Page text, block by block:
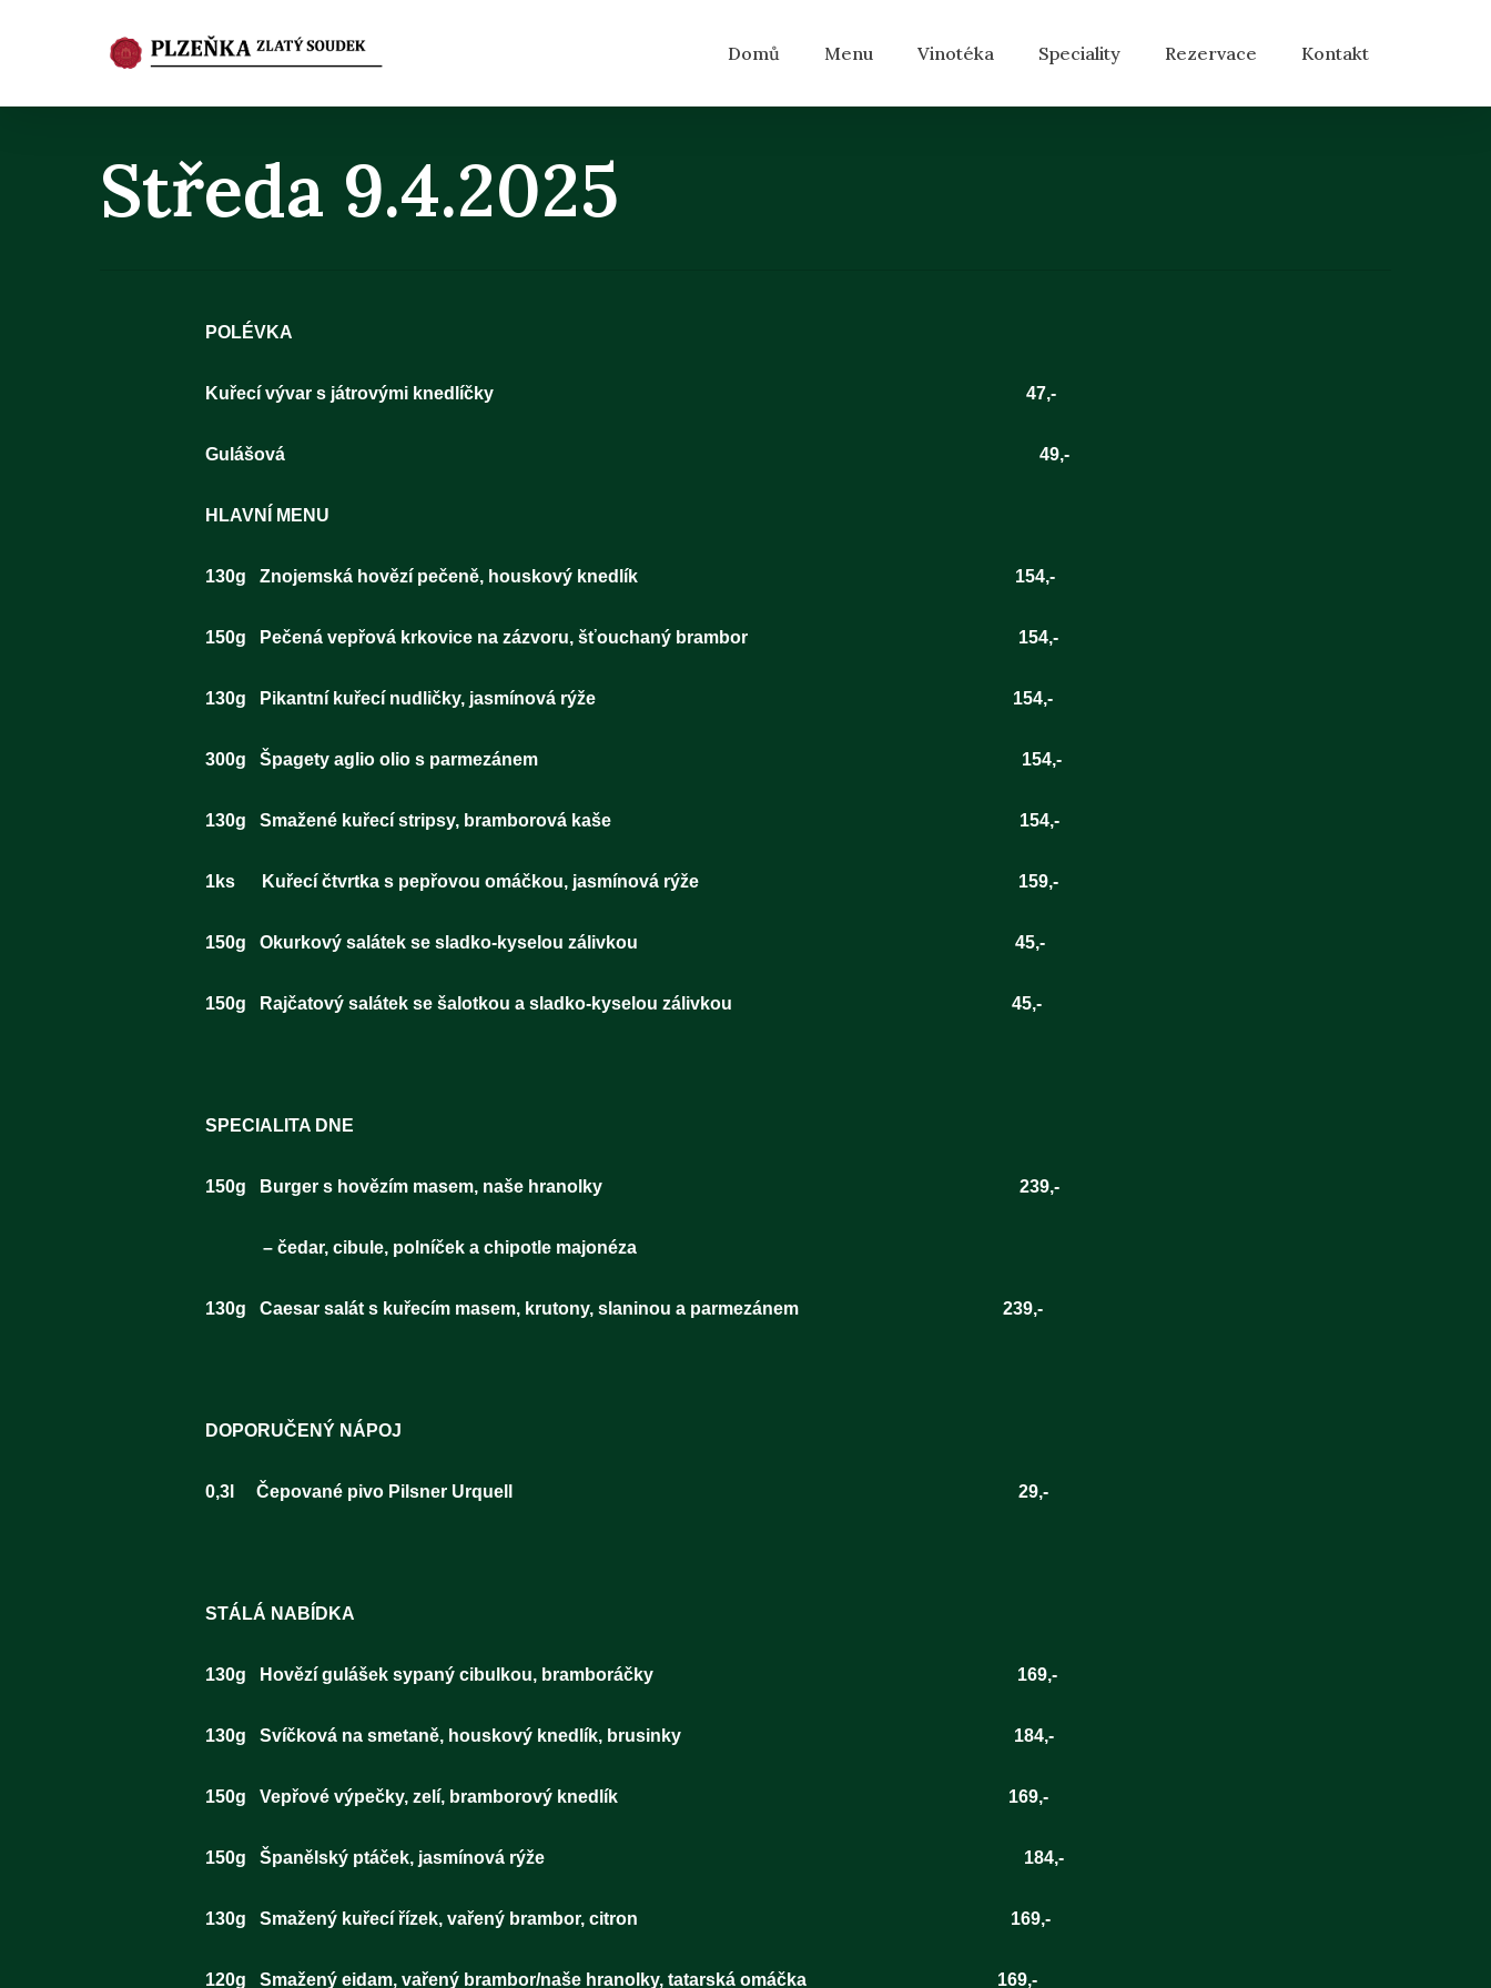
content
Domů Menu Vinotéka Speciality Rezervace Kontakt
Středa 9.4.2025
POLÉVKA
Kuřecí vývar s játrovými knedlíčky 47,-
Gulášová 49,-
HLAVNÍ MENU
130g Znojemská hovězí pečeně, houskový knedlík 154,-
150g Pečená vepřová krkovice na zázvoru, šťouchaný brambor 154,-
130g Pikantní kuřecí nudličky, jasmínová rýže 154,-
300g Špagety aglio olio s parmezánem 154,-
130g Smažené kuřecí stripsy, bramborová kaše 154,-
1ks Kuřecí čtvrtka s pepřovou omáčkou, jasmínová rýže 159,-
150g Okurkový salátek se sladko-kyselou zálivkou 45,-
150g Rajčatový salátek se šalotkou a sladko-kyselou zálivkou 45,-
SPECIALITA DNE
150g Burger s hovězím masem, naše hranolky 239,-
– čedar, cibule, polníček a chipotle majonéza
130g Caesar salát s kuřecím masem, krutony, slaninou a parmezánem 239,-
DOPORUČENÝ NÁPOJ
0,3l Čepované pivo Pilsner Urquell 29,-
STÁLÁ NABÍDKA
130g Hovězí gulášek sypaný cibulkou, bramboráčky 169,-
130g Svíčková na smetaně, houskový knedlík, brusinky 184,-
150g Vepřové výpečky, zelí, bramborový knedlík 169,-
150g Španělský ptáček, jasmínová rýže 184,-
130g Smažený kuřecí řízek, vařený brambor, citron 169,-
120g Smažený eidam, vařený brambor/naše hranolky, tatarská omáčka 169,-